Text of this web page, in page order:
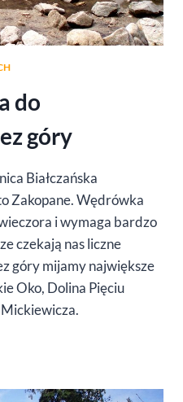
do
góry
Białczańska
Zakopane. Wędrówka
i wymaga bardzo
czekają nas liczne
góry mijamy największe
Oko, Dolina Pięciu